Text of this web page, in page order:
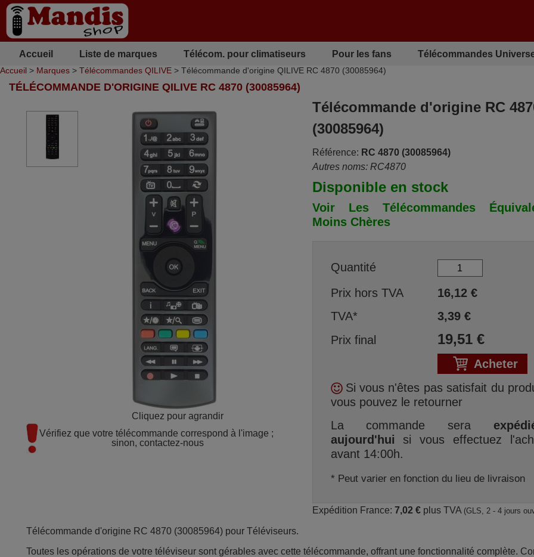
Accueil Liste de marques Télécom. pour climatiseurs Pour les fans Télécommandes
Accueil > Marques > Télécommandes QILIVE > Télécommande d'origine QILIVE RC 4870 (30085964)
TÉLÉCOMMANDE D'ORIGINE QILIVE RC 4870 (30085964)
Cliquez pour agrandir
Vérifiez que votre télécommande correspond à l'image ;
sinon, contactez-nous
Télécommande d'origine RC
(30085964)
Référence: RC 4870 (30085964)
Autres noms: RC4870
Disponible en stock
Voir Les Télécommandes
Moins Chères
Quantité
Prix hors TVA
16,12€
TVA*
3,39€
Prix final
19,51€
Acheter
Si vous n'êtes pas satisfait du
vous pouvez le retourner
La commande sera
aujourd'hui si vous effectuez
avant 14:00h.
* Peut varier en fonction du lieu de livraison
Expédition France: 7,02 €plus TVA (GLS, 2 - 4 jours
Télécommande d'origine RC 4870 (30085964) pour Téléviseurs.
Toutes les opérations de votre téléviseur sont gérables avec cette télécommande, offrant une fonctionnalité complète.